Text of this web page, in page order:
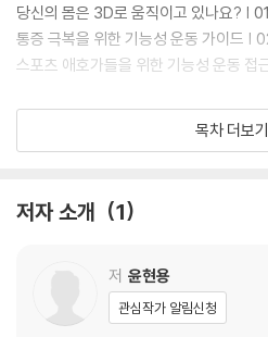
당신의 몸은 3D로 움직이고 있나요? |
통증 극복을 위한 기능성 운동 가이드 |
스포츠 애호가들을 위한 기능성 운동 접
Part 2 움직임의 지능을 높이기 위한
월요병 극복을 위한 월요일 어깨 스트레
02 네발자세 바늘 실꿰기 | 040
03 엎드린 자세에서 광배근 스트레칭 |
04 엎드린 자세에서 티컵 운동 | 044
목차 더보기
저자 소개 1
저 윤현용
관심작가 알림신청